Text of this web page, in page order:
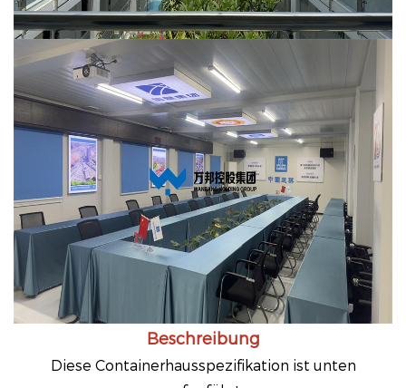
Beschreibung
Diese Containerhausspezifikation ist unten